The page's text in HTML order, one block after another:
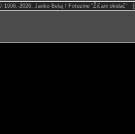
1998.-2026. Janko Belaj / Fotozine "Žičani okidač"